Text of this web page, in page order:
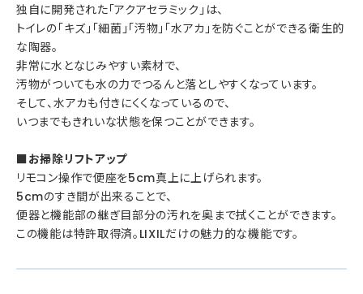
独自に開発された「アクアセラミック」は、
トイレの「キズ」「細菌」「汚物」「水アカ」を防ぐことができる衛生的
な陶器。
非常に水となじみやすい素材で、
汚物がついても水の力でつるんと落としやすくなっています。
そして、水アカも付きにくくなっているので、
いつまでもきれいな状態を保つことができます。
■お掃除リフトアップ
リモコン操作で便座を5cm真上に上げられます。
5cmのすき間が出来ることで、
便器と機能部の継ぎ目部分の汚れを奥まで拭くことができます。
この機能は特許取得済。LIXILだけの魅力的な機能です。